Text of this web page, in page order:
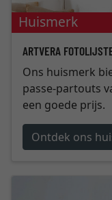
Huismerk
ARTVERA
Ons huismerk
passe-partouts
een goede prijs.
Ontdek ons